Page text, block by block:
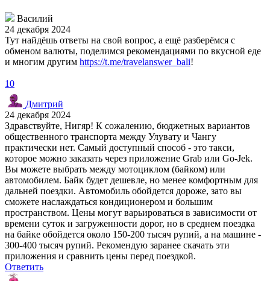
Василий
24 декабря 2024
Тут найдёшь ответы на свой вопрос, а ещё разберёмся с
обменом валюты, поделимся рекомендациями по вкусной еде
и многим другим https://t.me/travelanswer_bali!
10
Дмитрий
24 декабря 2024
Здравствуйте, Нигяр! К сожалению, бюджетных вариантов
общественного транспорта между Улувату и Чангу
практически нет. Самый доступный способ - это такси,
которое можно заказать через приложение Grab или Go-Jek.
Вы можете выбрать между мотоциклом (байком) или
автомобилем. Байк будет дешевле, но менее комфортным для
дальней поездки. Автомобиль обойдется дороже, зато вы
сможете наслаждаться кондиционером и большим
пространством. Цены могут варьироваться в зависимости от
времени суток и загруженности дорог, но в среднем поездка
на байке обойдется около 150-200 тысяч рупий, а на машине -
300-400 тысяч рупий. Рекомендую заранее скачать эти
приложения и сравнить цены перед поездкой.
Ответить